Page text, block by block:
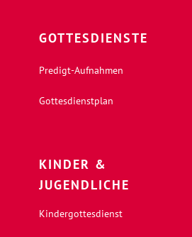
GOTTESDIENSTE
Predigt-Aufnahmen
Gottesdienstplan
KINDER &
JUGENDLICHE
Kindergottesdienst